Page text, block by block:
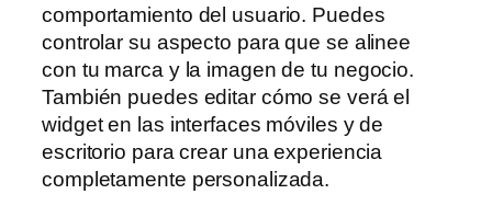
comportamiento del usuario. Puedes
controlar su aspecto para que se alinee
con tu marca y la imagen de tu negocio.
También puedes editar cómo se verá el
widget en las interfaces móviles y de
escritorio para crear una experiencia
completamente personalizada.